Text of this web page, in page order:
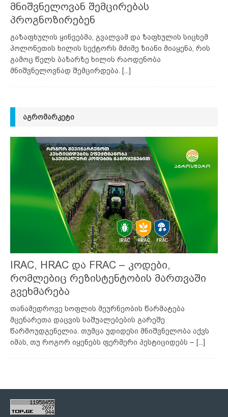
მნიშვნელოვან შემცირებას
პროგნოზირებენ
გაზაფხულის ყინვებმა, გვალვამ და ზაფხულის სიცხემ
პოლონეთის ხილის სექტორს მძიმე ზიანი მიაყენა, რის
გამოც წელს ბაზარზე ხილის რაოდენობა
მნიშვნელოვნად შემცირდება.
[...]
ᲐᲒᲠᲝᲛᲐᲠᲙᲔᲢᲘ
IRAC, HRAC და FRAC – კოდები,
რომლებიც რეზისტენტობის მართვაში
გვეხმარება
თანამედროვე სოფლის მეურნეობის წარმატება
მცენარეთა დაცვის საშუალებების გარეშე
წარმოუდგენელია. თუმცა უდიდესი მნიშვნელობა აქვს
იმას, თუ როგორ იყენებს ფერმერი პესტიციდებს – [...]